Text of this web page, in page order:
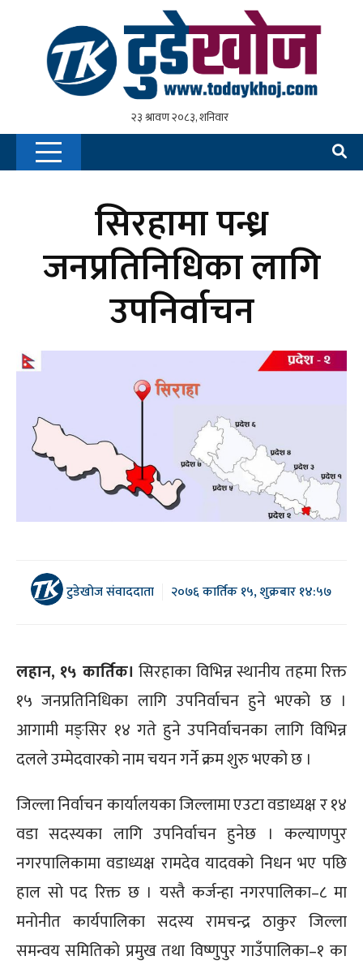
सिरहामा पन्ध्र
जनप्रतिनिधिका लागि
उपनिर्वाचन
टुडेखोज संवाददाता २०७६ कार्तिक १५, शुक्रबार १४:५७
लहान, १५ कार्तिक। सिरहाका विभिन्न स्थानीय तहमा रिक्त
१५ जनप्रतिनिधिका लागि उपनिर्वाचन हुने भएको छ ।
आगामी मङ्सिर १४ गते हुने उपनिर्वाचनका लागि विभिन्न
दलले उम्मेदवारको नाम चयन गर्ने क्रम शुरु भएको छ ।
जिल्ला निर्वाचन कार्यालयका जिल्लामा एउटा वडाध्यक्ष र १४
वडा सदस्यका लागि उपनिर्वाचन हुनेछ । कल्याणपुर
नगरपालिकामा वडाध्यक्ष रामदेव यादवको निधन भए पछि
हाल सो पद रिक्त छ । यस्तै कर्जन्हा नगरपालिका–८ मा
मनोनीत कार्यपालिका सदस्य रामचन्द्र ठाकुर जिल्ला
समन्वय समितिको प्रमुख तथा विष्णुपुर गाउँपालिका–१ का